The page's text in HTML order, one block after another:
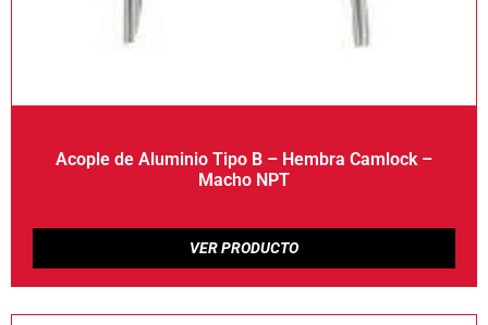
Acople de Aluminio Tipo B – Hembra Camlock –
Macho NPT